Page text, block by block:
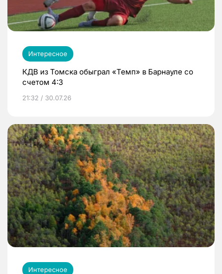
Интересное
КДВ из Томска обыграл «Темп» в Барнауле со
счетом 4:3
21:32 / 30.07.26
Интересное